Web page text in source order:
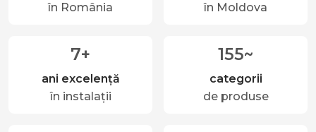
în România
în Moldova
7+
ani excelență
în instalații
155~
categorii
de produse